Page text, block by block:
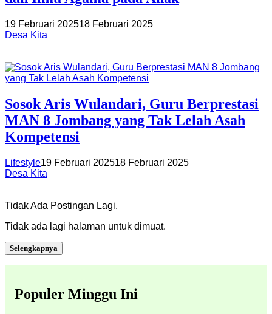
19 Februari 202518 Februari 2025
Desa Kita
Sosok Aris Wulandari, Guru Berprestasi
MAN 8 Jombang yang Tak Lelah Asah
Kompetensi
Lifestyle19 Februari 202518 Februari 2025
Desa Kita
Tidak Ada Postingan Lagi.
Tidak ada lagi halaman untuk dimuat.
Selengkapnya
Populer Minggu Ini